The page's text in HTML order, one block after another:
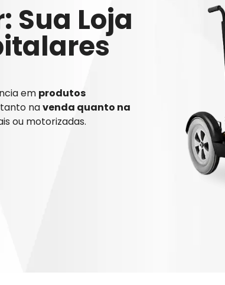
Sua Loja
em produtos
navenda quanto na
ou motorizadas.